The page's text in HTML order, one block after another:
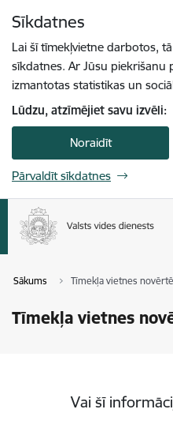
Sīkdatnes
Lai šī tīmekļvietne darbotos,
sīkdatnes. Ar Jūsu piekrišanu
izmantotas statistikas un
Lūdzu, atzīmējiet savu izvēli:
Noraidīt
Pārvaldīt sīkdatnes
Sākums Tīmekļa vietnes
Tīmekļa vietnes
Vai šī